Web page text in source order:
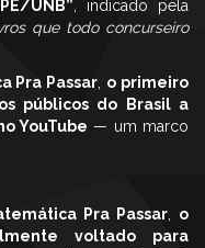
UNB” , indicado pela
que todo concurseiro
Pra Passar o primeiro
públicos do Brasil a
YouTube — um marco
Pra Passar
o
voltado para